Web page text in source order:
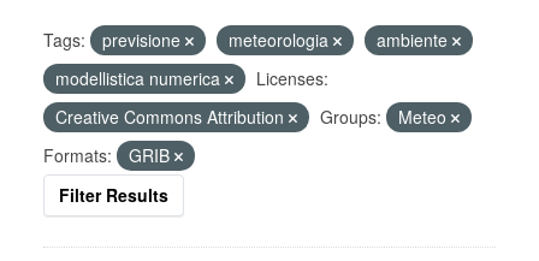
Tags: previsione meteorologia
ambiente
modellistica numerica
Licenses:
Creative Commons Attribution
Groups:
Meteo
Formats:
GRIB
Filter Results